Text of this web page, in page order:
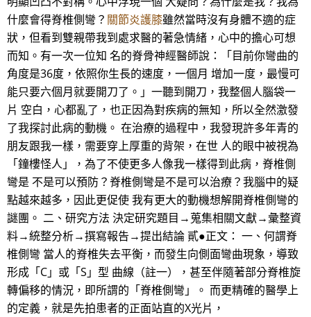
什麼會得脊椎側彎？ 關節炎護膝雖然當時沒有身體不適的症
狀，但看到雙親帶我到處求醫的著急情緒，心中的擔心可想
而知。有一次一位知 名的脊骨神經醫師說：「目前你彎曲的
角度是36度，依照你生長的速度，一個月 增加一度，最慢可
能只要六個月就要開刀了。」一聽到開刀，我整個人腦袋一
片 空白，心都亂了，也正因為對疾病的無知，所以全然激發
了我探討此病的動機。 在治療的過程中，我發現許多年青的
朋友跟我一樣，需要穿上厚重的背架，在世 人的眼中被視為
「鐘樓怪人」，為了不使更多人像我一樣得到此病，脊椎側
彎是 不是可以預防？脊椎側彎是不是可以治療？我腦中的疑
點越來越多，因此更促使 我有更大的動機想解開脊椎側彎的
謎團。 二、研究方法 決定研究題目→蒐集相關文獻→彙整資
料→統整分析→撰寫報告→提出結論 貳●正文： 一、何謂脊
椎側彎 當人的脊椎失去平衡，而發生向側面彎曲現象，導致
形成「C」或「S」型 曲線（註一），甚至伴隨著部分脊椎旋
轉偏移的情況，即所謂的「脊椎側彎」。 而更精確的醫學上
的定義，就是先拍患者的正面站直的X光片，